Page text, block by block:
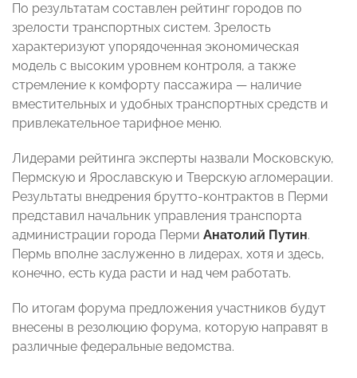
По результатам составлен рейтинг городов по
зрелости транспортных систем. Зрелость
характеризуют упорядоченная экономическая
модель с высоким уровнем контроля, а также
стремление к комфорту пассажира — наличие
вместительных и удобных транспортных средств и
привлекательное тарифное меню.
Лидерами рейтинга эксперты назвали Московскую,
Пермскую и Ярославскую и Тверскую агломерации.
Результаты внедрения брутто-контрактов в Перми
представил начальник управления транспорта
администрации города Перми Анатолий Путин.
Пермь вполне заслуженно в лидерах, хотя и здесь,
конечно, есть куда расти и над чем работать.
По итогам форума предложения участников будут
внесены в резолюцию форума, которую направят в
различные федеральные ведомства.